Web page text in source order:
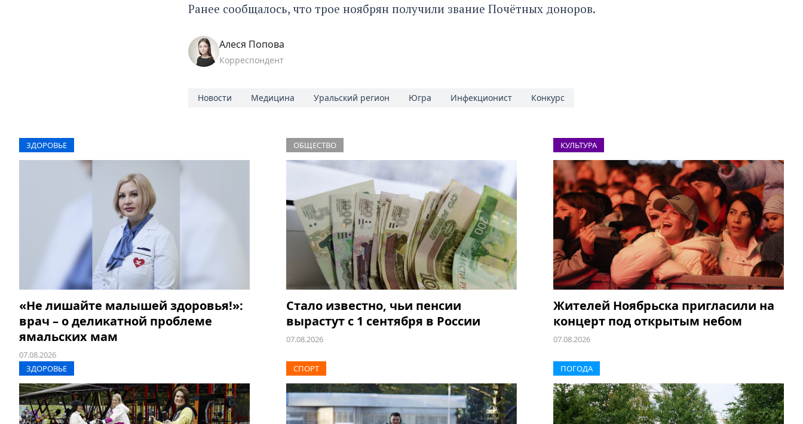
Ранее сообщалось, что трое ноябрян получили звание Почётных доноров.
Алеся Попова
Корреспондент
Новости Медицина Уральский регион Югра Инфекционист Конкурс
ЗДОРОВЬЕ
«Не лишайте малышей здоровья!»:
врач – о деликатной проблеме
ямальских мам
07.08.2026
ОБЩЕСТВО
Стало известно, чьи пенсии
вырастут с 1 сентября в России
07.08.2026
КУЛЬТУРА
Жителей Ноябрьска пригласили на
концерт под открытым небом
07.08.2026
ЗДОРОВЬЕ СПОРТ ПОГОДА